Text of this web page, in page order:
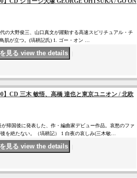
の大野俊三、山口真文が躍動する高速スピリチュアル・チ
肌が立つ。(塙耕記氏) 1. ゴー・オン …
】CD 三木 敏悟、高橋 達也と東京ユニオン / 北欧
帰国後に発表した、作・編曲家デビュー作品。哀愁のファ
を絶たない。（塙耕記） 1 白夜の哀しみ(三木敏…